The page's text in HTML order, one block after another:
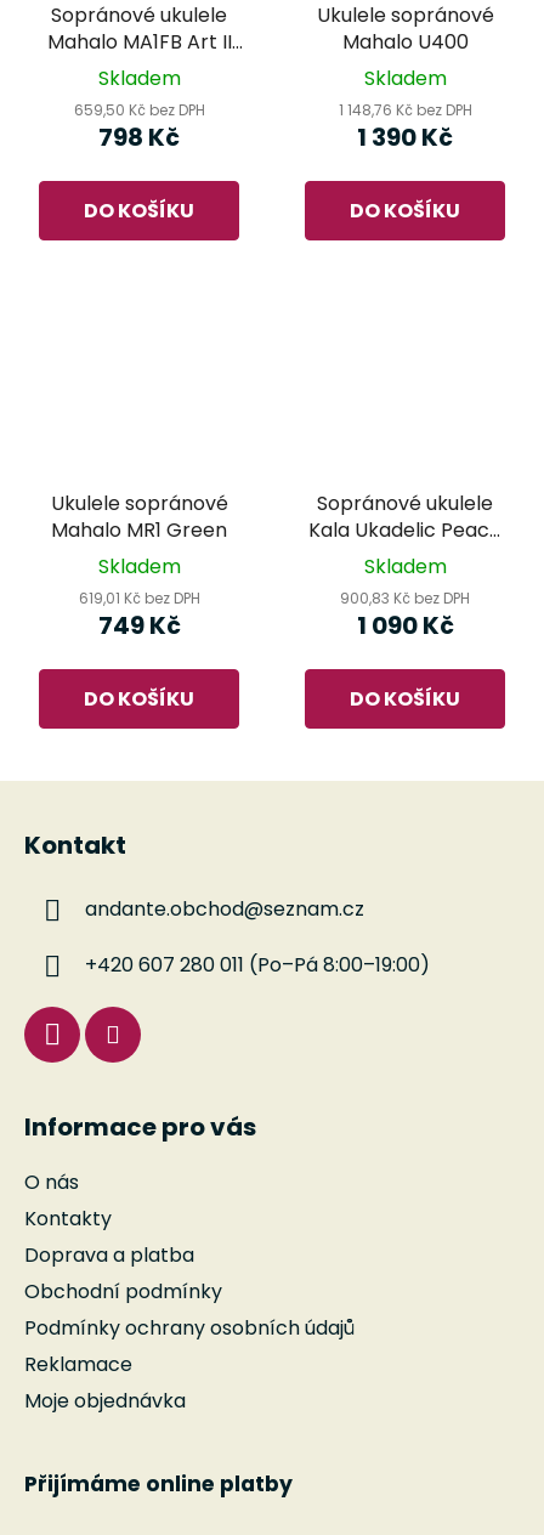
Sopránové ukulele
Mahalo MA1FB Art II
Series Fotbal
Skladem
659,50 Kč bez DPH
798 Kč
DO KOŠÍKU
Ukulele sopránové
Mahalo U400
Skladem
1 148,76 Kč bez DPH
1 390 Kč
DO KOŠÍKU
Ukulele sopránové
Mahalo MR1 Green
Skladem
619,01 Kč bez DPH
749 Kč
DO KOŠÍKU
Sopránové ukulele
Kala Ukadelic Peace
Love
Skladem
900,83 Kč bez DPH
1 090 Kč
DO KOŠÍKU
Z
Kontakt
andante.obchod@seznam.cz
+420 607 280 011 (Po–Pá 8:00–19:00)
Informace pro vás
O nás
Kontakty
Doprava a platba
Obchodní podmínky
Podmínky ochrany osobních údajů
Reklamace
Moje objednávka
Přijímáme online platby